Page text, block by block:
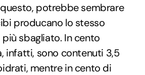
potrebbe sembrare
producano lo stesso
sbagliato. In cento
infatti, sono contenuti 3,5
mentre in cento di